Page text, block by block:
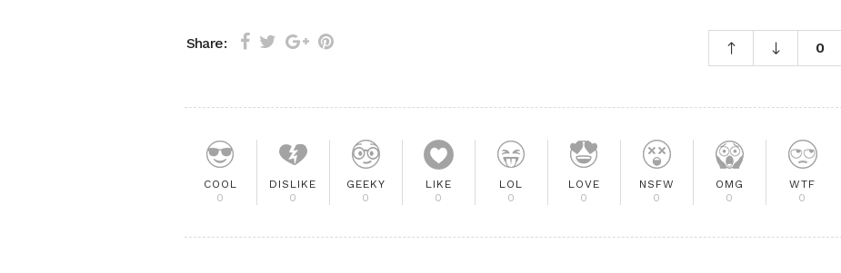
Share: 0
COOL
0
DISLIKE
0
GEEKY
0
LIKE
0
LOL
0
LOVE
0
NSFW
0
OMG
0
WTF
0